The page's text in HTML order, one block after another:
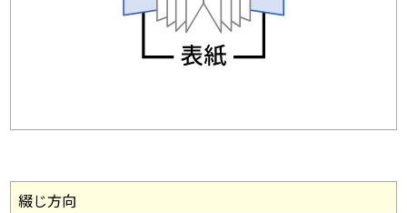
綴じ方向